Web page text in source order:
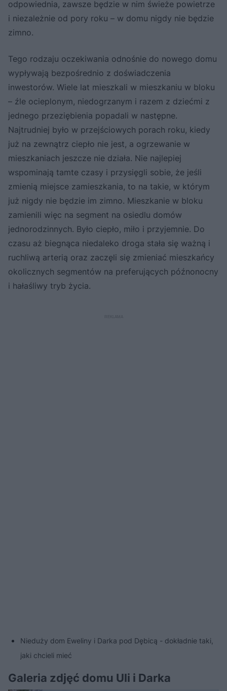
odpowiednia, zawsze będzie w nim świeże powietrze
i niezależnie od pory roku – w domu nigdy nie będzie
zimno.
Tego rodzaju oczekiwania odnośnie do nowego domu
wypływają bezpośrednio z doświadczenia
inwestorów. Wiele lat mieszkali w mieszkaniu w bloku
– źle ocieplonym, niedogrzanym i razem z dziećmi z
jednego przeziębienia popadali w następne.
Najtrudniej było w przejściowych porach roku, kiedy
już na zewnątrz ciepło nie jest, a ogrzewanie w
mieszkaniach jeszcze nie działa. Nie najlepiej
wspominają tamte czasy i przysięgli sobie, że jeśli
zmienią miejsce zamieszkania, to na takie, w którym
już nigdy nie będzie im zimno. Mieszkanie w bloku
zamienili więc na segment na osiedlu domów
jednorodzinnych. Było ciepło, miło i przyjemnie. Do
czasu aż biegnąca niedaleko droga stała się ważną i
ruchliwą arterią oraz zaczęli się zmieniać mieszkańcy
okolicznych segmentów na preferujących późnonocny
i hałaśliwy tryb życia.
Nieduży dom Eweliny i Darka pod Dębicą - dokładnie taki,
jaki chcieli mieć
Galeria zdjęć domu Uli i Darka